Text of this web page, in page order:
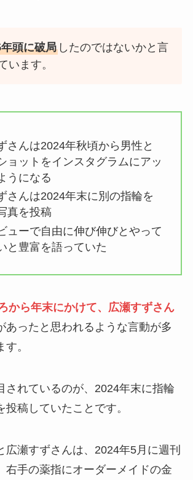
頭に破局 したのではないかと言
います。
さんは2024年秋頃から男性と
ョットをインスタグラムにアッ
うになる
さんは2024年末に別の指輪を
真を投稿
ューで自由に伸び伸びとやって
と豊富を語っていた
から年末にかけて、広瀬すずさん
あったと思われるような言動が多
。
されているのが、2024年末に指輪
投稿していたことです。
広瀬すずさんは、2024年5月に週刊
右手の薬指にオーダーメイドの金